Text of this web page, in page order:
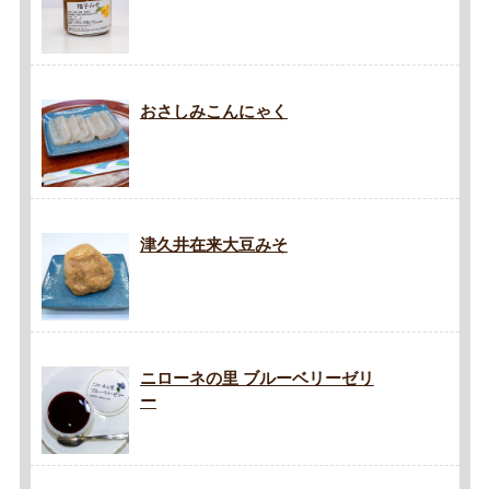
おさしみこんにゃく
津久井在来大豆みそ
ニローネの里 ブルーベリーゼリ
ー